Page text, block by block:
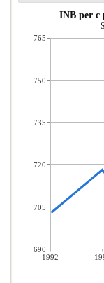
INB per c
1992
765
750
735
720
705
690